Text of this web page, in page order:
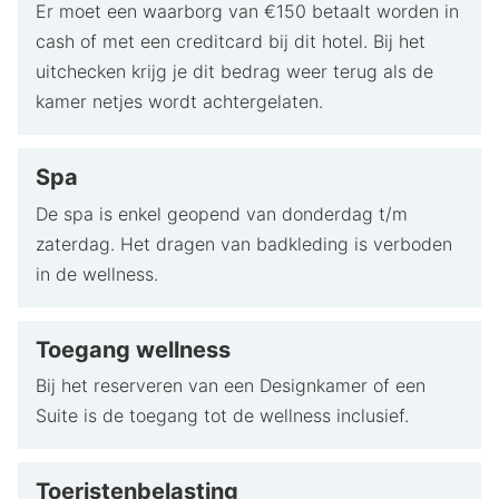
Er moet een waarborg van €150 betaalt worden in
cash of met een creditcard bij dit hotel. Bij het
uitchecken krijg je dit bedrag weer terug als de
kamer netjes wordt achtergelaten.
Spa
De spa is enkel geopend van donderdag t/m
zaterdag. Het dragen van badkleding is verboden
in de wellness.
Toegang wellness
Bij het reserveren van een Designkamer of een
Suite is de toegang tot de wellness inclusief.
Toeristenbelasting